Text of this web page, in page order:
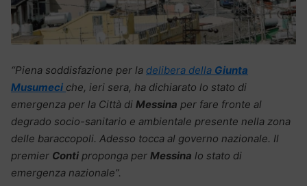
“Piena soddisfazione per la delibera della Giunta
Musumeci che, ieri sera, ha dichiarato lo stato di
emergenza per la Città di Messina per fare fronte al
degrado socio-sanitario e ambientale presente nella zona
delle baraccopoli. Adesso tocca al governo nazionale. Il
premier Conti proponga per Messina lo stato di
emergenza nazionale”.